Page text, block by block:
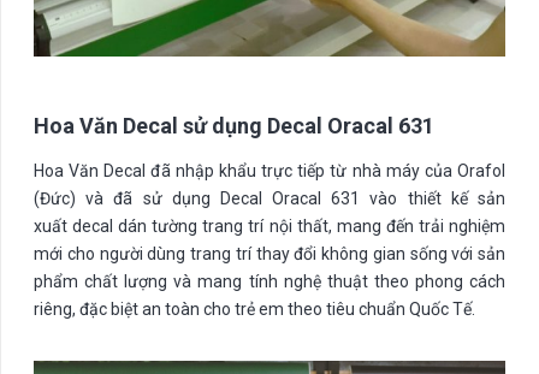
Hoa Văn Decal sử dụng Decal Oracal 631
Hoa Văn Decal đã nhập khẩu trực tiếp từ nhà máy của Orafol
(Đức) và đã sử dụng Decal Oracal 631 vào thiết kế sản
xuất decal dán tường trang trí nội thất, mang đến trải nghiệm
mới cho người dùng trang trí thay đổi không gian sống với sản
phẩm chất lượng và mang tính nghệ thuật theo phong cách
riêng, đặc biệt an toàn cho trẻ em theo tiêu chuẩn Quốc Tế.